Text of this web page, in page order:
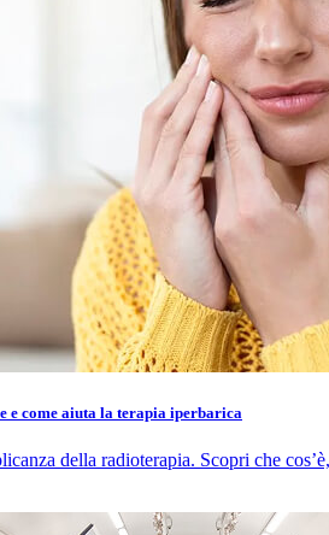
e come aiuta la terapia iperbarica
della radioterapia. Scopri che